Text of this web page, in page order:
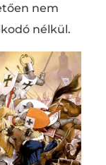
nem
nélkül.